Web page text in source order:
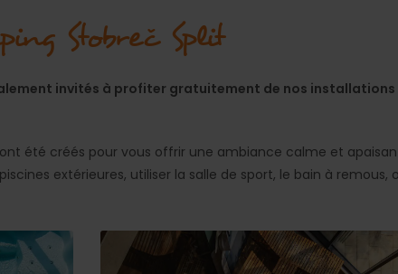
Stobreč Split
invités à profiter gratuitement de nos installations
été créés pour vous offrir une ambiance calme et
extérieures, utiliser la salle de sport, le bain à remous,